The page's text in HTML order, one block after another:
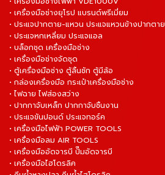
• เครื่องมือช่างยุโรป แบรนด์พรีเมี่ยม
• ประแจปากตาย-แหวน ประแจแหวนข้างปากตาย
• ประแจหกเหลี่ยม ประแจแอล
• บล็อกชุด เครื่องมือช่าง
• เครื่องมือช่างจัดชุด
• ตู้เครื่องมือช่าง ตู้ลิ้นชัก ตู้มีล้อ
• กล่องเครื่องมือ กระเป๋าเครื่องมือช่าง
• ไฟฉาย ไฟส่องสว่าง
• ปากกาจับเหล็ก ปากกาจับชิ้นงาน
• ประแจขันปอนด์ ประแจทอร์ค
• เครื่องมือไฟฟ้า POWER TOOLS
• เครื่องมือลม AIR TOOLS
• เครื่องมืออัดจารบี ปั๊มอัดจารบี
• เครื่องมือไฮโดรลิค